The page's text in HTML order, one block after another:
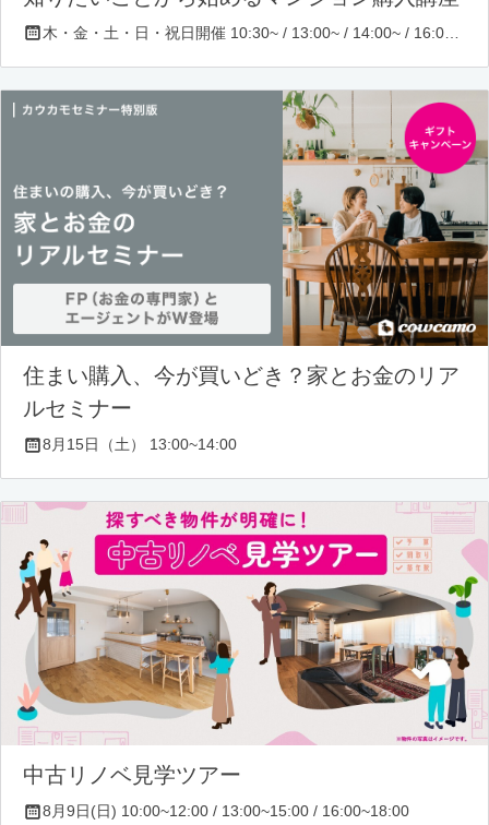
住まい購入、今が買いどき？家とお金のリア
ルセミナー
8月15日（土） 13:00~14:00
中古リノベ見学ツアー
8月9日(日) 10:00~12:00 / 13:00~15:00 / 16:00~18:00